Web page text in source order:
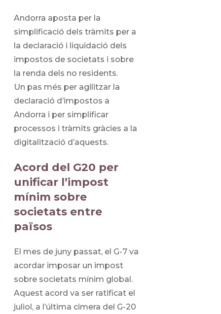
Andorra aposta per la
simplificació dels tràmits per a
la declaració i liquidació dels
impostos de societats i sobre
la renda dels no residents.
Un pas més per agilitzar la
declaració d’impostos a
Andorra i per simplificar
processos i tràmits gràcies a la
digitalització d’aquests.
Acord del G20 per
unificar l’impost
mínim sobre
societats entre
països
El mes de juny passat, el G-7 va
acordar imposar un impost
sobre societats mínim global.
Aquest acord va ser ratificat el
juliol, a l’última cimera del G-20